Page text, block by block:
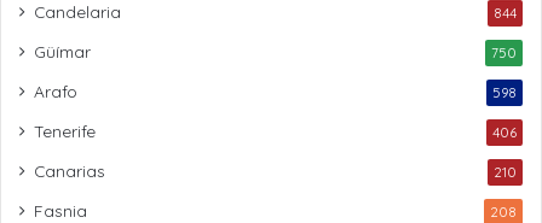
Candelaria 844
Güímar 750
Arafo 598
Tenerife 406
Canarias 210
Fasnia 208